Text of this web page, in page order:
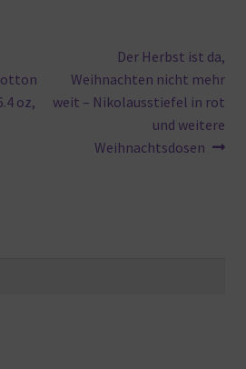
oz,
Nächster
Beitrag:
Der Herbst ist da,
Weihnachten nicht mehr
weit – Nikolausstiefel in rot
und weitere
Weihnachtsdosen